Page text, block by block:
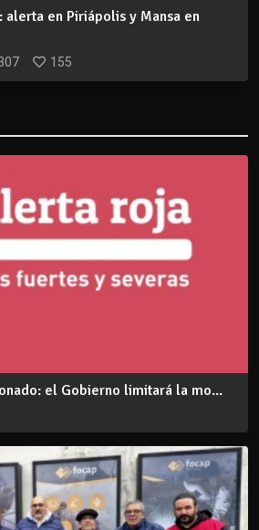
alerta en Piriápolis y Mansa en
155
el Gobierno limitará la mo...